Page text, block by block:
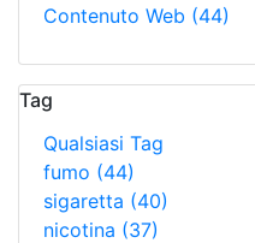
Contenuto Web (44)
Tag
Qualsiasi Tag
fumo (44)
sigaretta (40)
nicotina (37)